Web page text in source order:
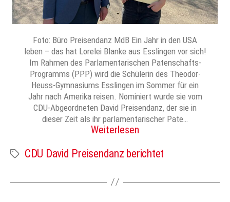
Foto: Büro Preisendanz MdB Ein Jahr in den USA
leben – das hat Lorelei Blanke aus Esslingen vor sich!
Im Rahmen des Parlamentarischen Patenschafts-
Programms (PPP) wird die Schülerin des Theodor-
Heuss-Gymnasiums Esslingen im Sommer für ein
Jahr nach Amerika reisen. Nominiert wurde sie vom
CDU-Abgeordneten David Preisendanz, der sie in
dieser Zeit als ihr parlamentarischer Pate…
Weiterlesen
Schlagwörter
CDU David Preisendanz berichtet